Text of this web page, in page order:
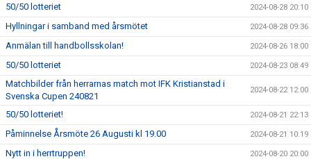
50/50 lotteriet 2024-08-28 20:10
Hyllningar i samband med årsmötet 2024-08-28 09:36
Anmälan till handbollsskolan! 2024-08-26 18:00
50/50 lotteriet 2024-08-23 08:49
Matchbilder från herrarnas match mot IFK Kristianstad i
Svenska Cupen 240821
2024-08-22 12:00
50/50 lotteriet! 2024-08-21 22:13
Påminnelse Årsmöte 26 Augusti kl 19.00 2024-08-21 10:19
Nytt in i herrtruppen! 2024-08-20 20:00